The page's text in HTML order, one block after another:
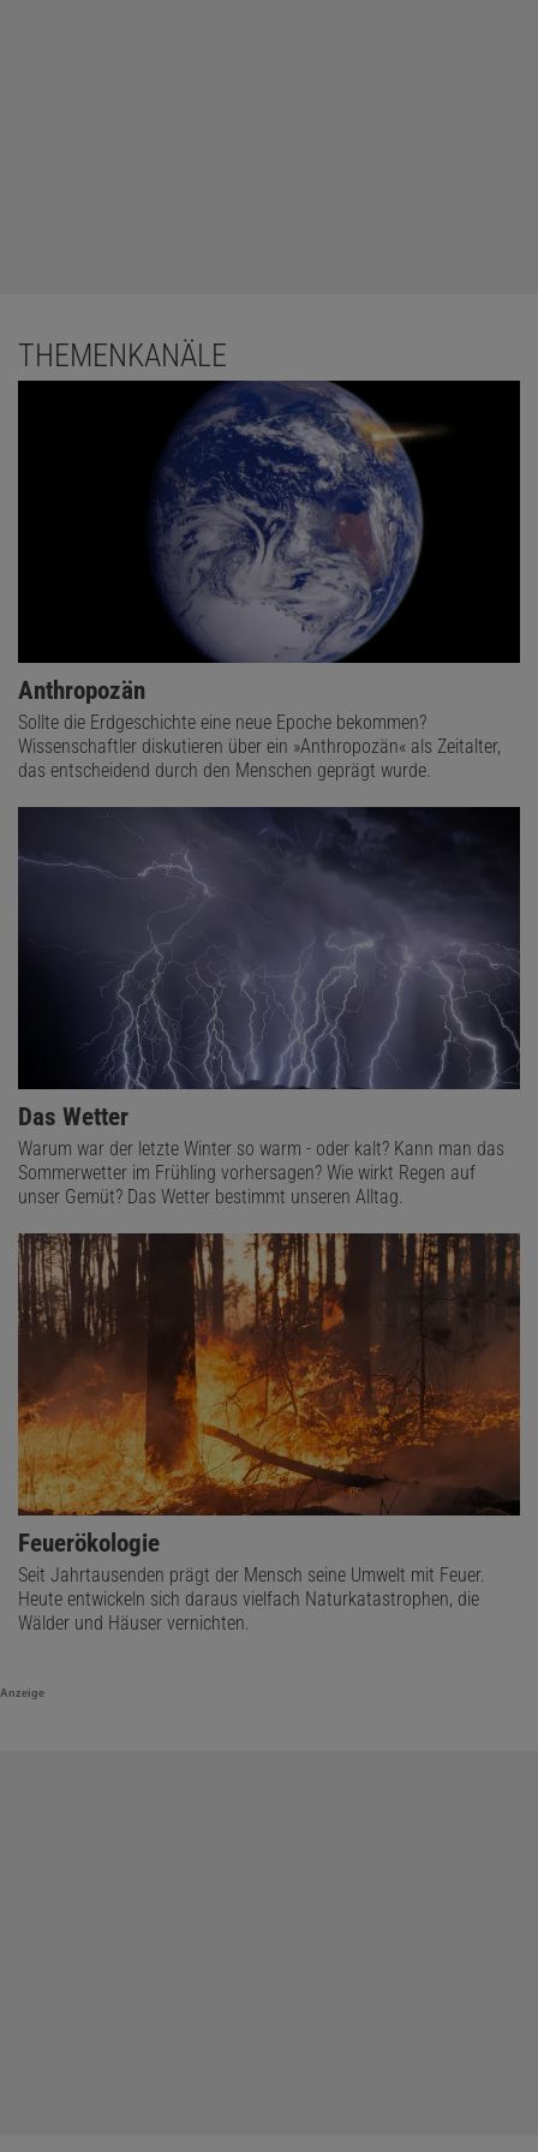
THEMENKANÄLE
Anthropozän
Sollte die Erdgeschichte eine neue Epoche bekommen?
Wissenschaftler diskutieren über ein »Anthropozän« als Zeitalter,
das entscheidend durch den Menschen geprägt wurde.
Das Wetter
Warum war der letzte Winter so warm - oder kalt? Kann man das
Sommerwetter im Frühling vorhersagen? Wie wirkt Regen auf
unser Gemüt? Das Wetter bestimmt unseren Alltag.
Feuerökologie
Seit Jahrtausenden prägt der Mensch seine Umwelt mit Feuer.
Heute entwickeln sich daraus vielfach Naturkatastrophen, die
Wälder und Häuser vernichten.
Anzeige